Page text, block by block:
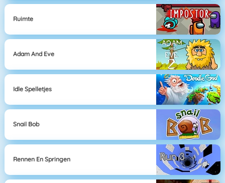
Ruimte
Adam And Eve
Idle Spelletjes
Snail Bob
Rennen En Springen